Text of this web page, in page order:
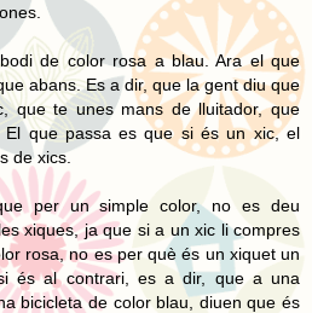
de color rosa a blau. Ara el que
abans. Es a dir, que la gent diu que
que te unes mans de lluitador, que
El que passa es que si és un xic, el
de xics.
per un simple color, no es deu
xiques, ja que si a un xic li compres
rosa, no es per què és un xiquet un
és al contrari, es a dir, que a una
bicicleta de color blau, diuen que és